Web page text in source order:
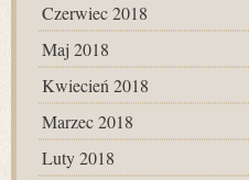
Czerwiec 2018
Maj 2018
Kwiecień 2018
Marzec 2018
Luty 2018